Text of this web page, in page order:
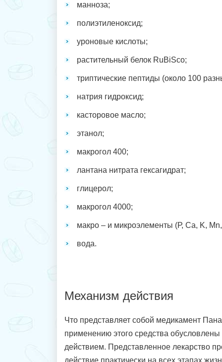
манноза;
полиэтиленоксид;
уроновые кислоты;
растительный белок RuBiSco;
триптические пептиды (около 100
натрия гидроксид;
касторовое масло;
этанол;
макрогол 400;
лантана нитрата гексагидрат;
глицерол;
макрогол 4000;
макро – и микроэлементы (Р, Ca, K,
вода.
Механизм действия
Что представляет собой медикамент
применению этого средства
действием. Представленное лекарство
действие практически на всех этапах